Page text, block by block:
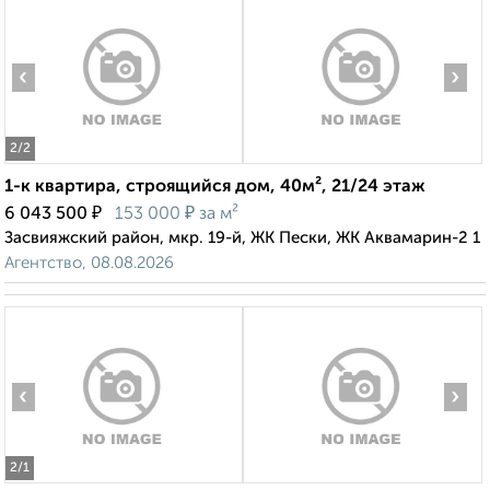
2/2
‹ ›
1-к квартира, строящийся дом, 40м², 21/24 этаж
6 043 500 ₽ 153 000 ₽ за м²
Засвияжский район, мкр. 19-й, ЖК Пески, ЖК Аквамарин-2 1
Агентство, 08.08.2026
2/1
‹ ›